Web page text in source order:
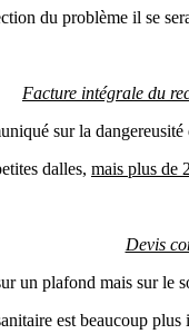
du problème il se
Facture intégrale du
sur la dangereusité
dalles, mais plus de
Devis
un plafond mais sur
est beaucoup plus